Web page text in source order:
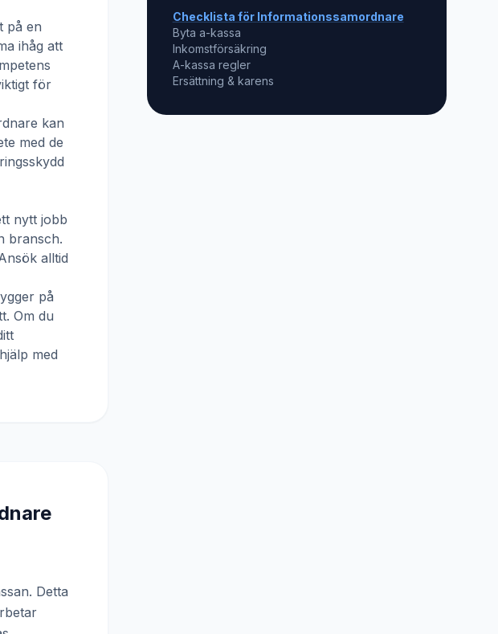
på en
ihåg att
för
kan
med de
nytt jobb
bransch.
alltid
på
Om du
med
Detta
Checklista för Informationssamordnare
Byta a-kassa
Inkomstförsäkring
A-kassa regler
Ersättning & karens